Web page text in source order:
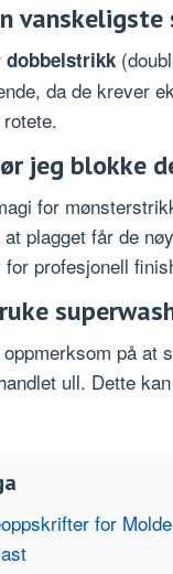
dobbelstrikk
da de krever
jeg blokke
for
plagget får de
profesjonell
på at
ull. Dette
for